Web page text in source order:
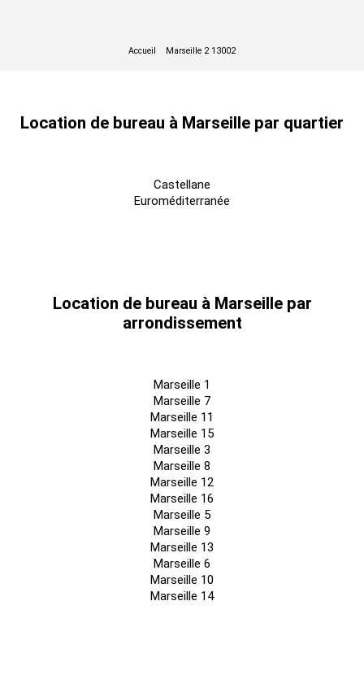
Location de bureau à Marseille par quartier
Castellane
Euroméditerranée
Location de bureau à Marseille par
arrondissement
Marseille 1
Marseille 7
Marseille 11
Marseille 15
Marseille 3
Marseille 8
Marseille 12
Marseille 16
Marseille 5
Marseille 9
Marseille 13
Marseille 6
Marseille 10
Marseille 14